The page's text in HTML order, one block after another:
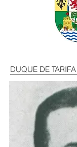
DUQUE DE TARIFA